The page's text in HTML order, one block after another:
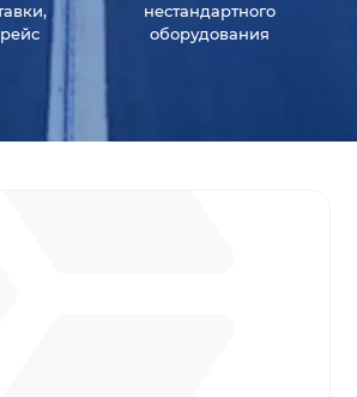
нестандартного
оборудования